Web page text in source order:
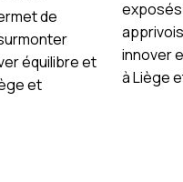
de
équilibre et
et
innover
à Liège